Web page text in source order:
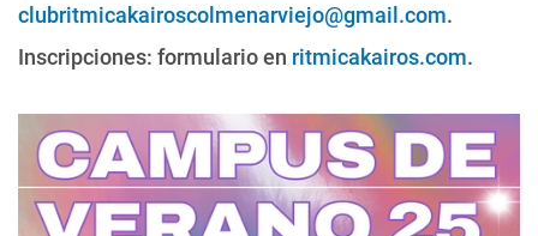
clubritmicakairoscolmenarviejo@gmail.com.
Inscripciones: formulario en ritmicakairos.com.